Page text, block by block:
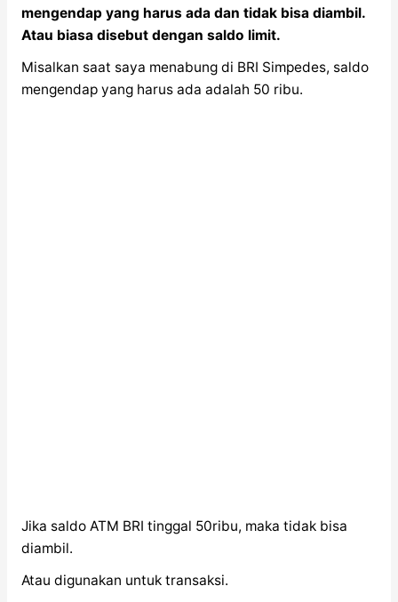
mengendap yang harus ada dan tidak bisa diambil.
Atau biasa disebut dengan saldo limit.
Misalkan saat saya menabung di BRI Simpedes, saldo
mengendap yang harus ada adalah 50 ribu.
Jika saldo ATM BRI tinggal 50ribu, maka tidak bisa
diambil.
Atau digunakan untuk transaksi.